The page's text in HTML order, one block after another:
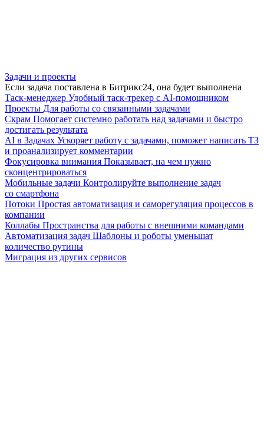
Задачи и проекты
Если задача поставлена в Битрикс24, она будет выполнена
Таск-менеджер Удобный таск-трекер с AI-помощником
Проекты Для работы со связанными задачами
Скрам Помогает системно работать над задачами и быстро
достигать результата
AI в Задачах Ускоряет работу с задачами, поможет написать ТЗ
и проанализирует комментарии
Фокусировка внимания Показывает, на чем нужно
сконцентрироваться
Мобильные задачи Контролируйте выполнение задач
со смартфона
Потоки Простая автоматизация и саморегуляция процессов в
компании
Коллабы Пространства для работы с внешними командами
Автоматизация задач Шаблоны и роботы уменьшат
количество рутины
Миграция из других сервисов